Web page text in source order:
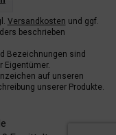
Versandkosten und ggf.
beschrieben
Bezeichnungen sind
Eigentümer.
auf unseren
unserer Produkte.